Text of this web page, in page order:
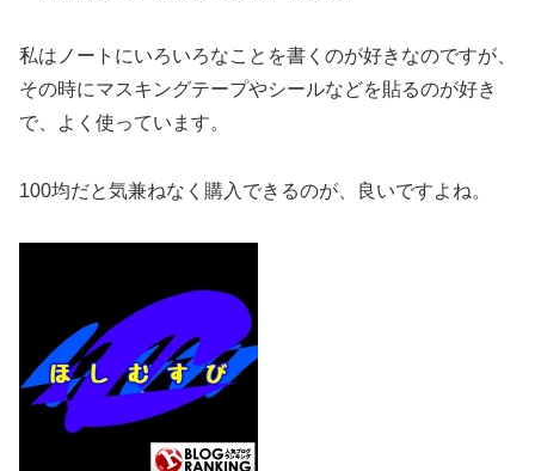
私はノートにいろいろなことを書くのが好きなのですが、
その時にマスキングテープやシールなどを貼るのが好き
で、よく使っています。
100均だと気兼ねなく購入できるのが、良いですよね。